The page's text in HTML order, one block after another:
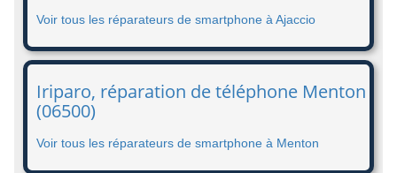
Voir tous les réparateurs de smartphone à Ajaccio
Iriparo, réparation de téléphone Menton
(06500)
Voir tous les réparateurs de smartphone à Menton